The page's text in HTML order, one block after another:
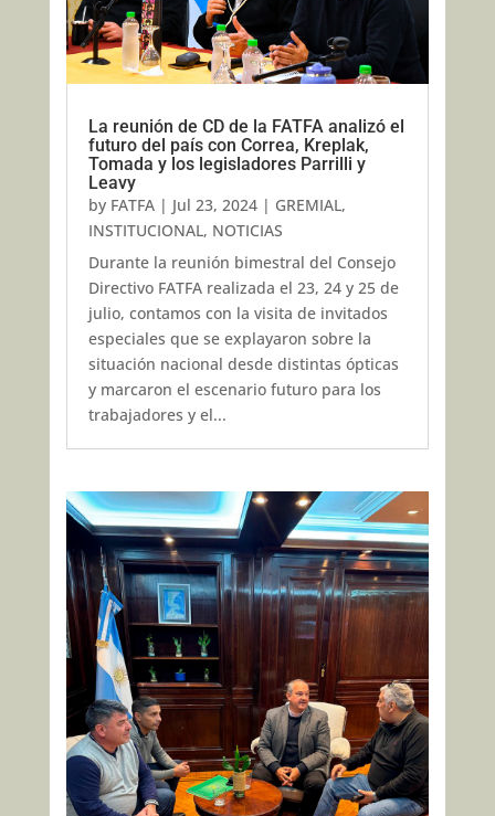
La reunión de CD de la FATFA analizó el
futuro del país con Correa, Kreplak,
Tomada y los legisladores Parrilli y
Leavy
by FATFA| Jul 23, 2024| GREMIAL,
INSTITUCIONAL, NOTICIAS
Durante la reunión bimestral del Consejo
Directivo FATFA realizada el 23, 24 y 25 de
julio, contamos con la visita de invitados
especiales que se explayaron sobre la
situación nacional desde distintas ópticas
y marcaron el escenario futuro para los
trabajadores y el...